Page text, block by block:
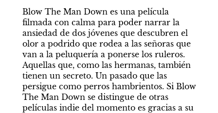
Blow The Man Down es una película
filmada con calma para poder narrar la
ansiedad de dos jóvenes que descubren el
olor a podrido que rodea a las señoras que
van a la peluquería a ponerse los ruleros.
Aquellas que, como las hermanas, también
tienen un secreto. Un pasado que las
persigue como perros hambrientos. Si Blow
The Man Down se distingue de otras
películas indie del momento es gracias a su